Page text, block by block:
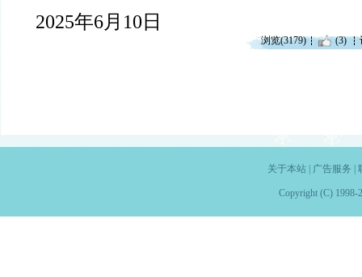
2025年6月10日
浏览(3179) (3)
关于本站| 广告服务
Copyright (C) 1998-